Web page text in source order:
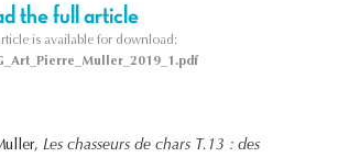
the full article
is available for download:
Les chasseurs de chars T.13 : des